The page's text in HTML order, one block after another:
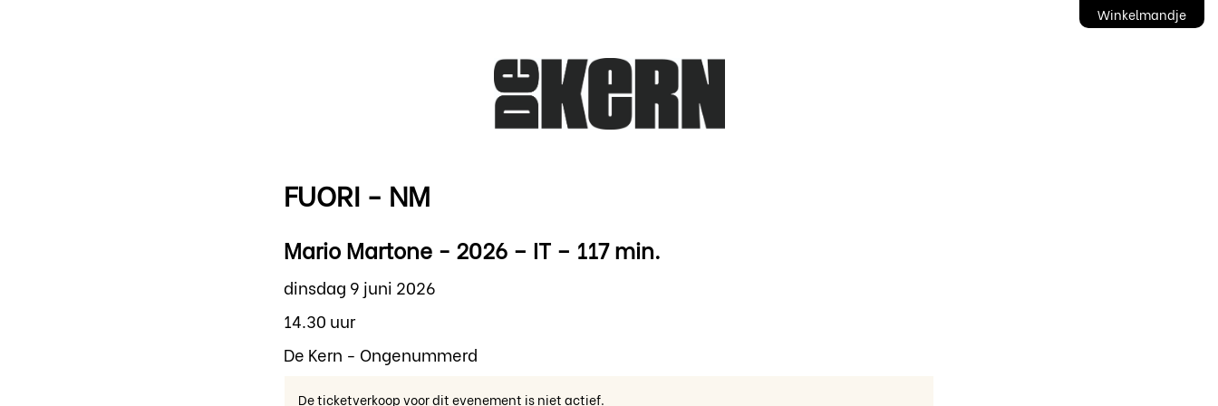
Winkelmandje
FUORI - NM
Mario Martone - 2026 – IT – 117 min.
dinsdag 9 juni 2026
14.30 uur
De Kern - Ongenummerd
De ticketverkoop voor dit evenement is niet actief.